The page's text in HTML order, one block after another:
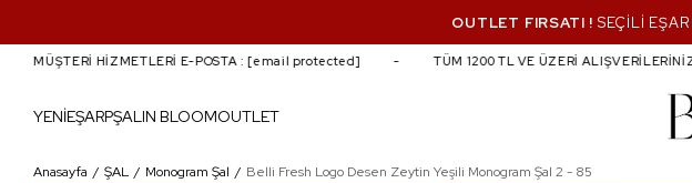
OUTLET FIRSATI ! SEÇİLİ
YENİEŞARPŞALIN BLOOMOUTLET
MÜŞTERİ HİZMETLERİ E-POSTA :[email protected] TÜM 1200 TL VE ÜZERİ ALIŞVERİLERİNİZDE
Belli Fresh Logo Desen Zeytin Yeşili Monogram Şal 2 - 85
Anasayfa ŞAL Monogram Şal Belli Fresh Logo Desen Zeytin Yeşili Monogram Şal 2 - 85